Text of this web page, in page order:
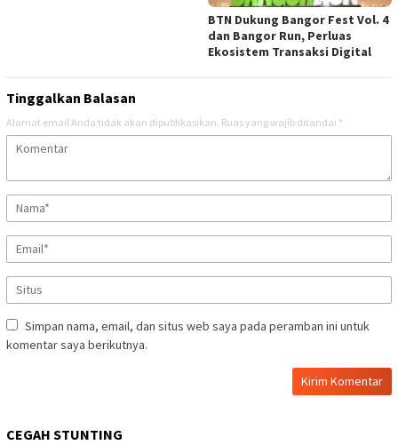
BTN Dukung Bangor Fest Vol. 4
dan Bangor Run, Perluas
Ekosistem Transaksi Digital
Tinggalkan Balasan
Alamat email Anda tidak akan dipublikasikan. Ruas yang wajib ditandai *
Simpan nama, email, dan situs web saya pada peramban ini untuk
komentar saya berikutnya.
CEGAH STUNTING